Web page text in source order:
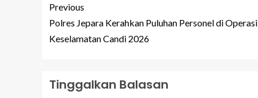
Previous
Polres Jepara Kerahkan Puluhan Personel di Operasi
Keselamatan Candi 2026
Tinggalkan Balasan